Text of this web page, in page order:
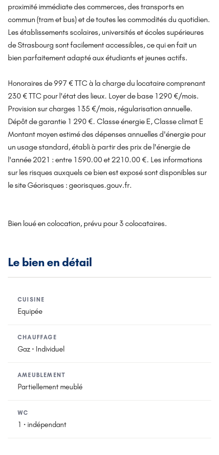
proximité immédiate des commerces, des transports en
commun (tram et bus) et de toutes les commodités du quotidien.
Les établissements scolaires, universités et écoles supérieures
de Strasbourg sont facilement accessibles, ce qui en fait un
bien parfaitement adapté aux étudiants et jeunes actifs.
Honoraires de 997 € TTC à la charge du locataire comprenant
230 € TTC pour l'état des lieux. Loyer de base 1290 €/mois.
Provision sur charges 135 €/mois, régularisation annuelle.
Dépôt de garantie 1 290 €. Classe énergie E, Classe climat E
Montant moyen estimé des dépenses annuelles d'énergie pour
un usage standard, établi à partir des prix de l'énergie de
l'année 2021 : entre 1590.00 et 2210.00 €. Les informations
sur les risques auxquels ce bien est exposé sont disponibles sur
le site Géorisques : georisques.gouv.fr.
Bien loué en colocation, prévu pour 3 colocataires.
Le bien en détail
CUISINE
Equipée
CHAUFFAGE
Gaz · Individuel
AMEUBLEMENT
Partiellement meublé
WC
1 · indépendant